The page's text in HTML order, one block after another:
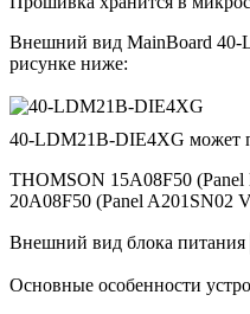
Внешний вид MainBoard 40-
рисунке ниже:
40-LDM21B-DIE4XG может
THOMSON 15A08F50
20A08F50 (Panel A201SN02
Внешний вид блока питания
Основные особенности